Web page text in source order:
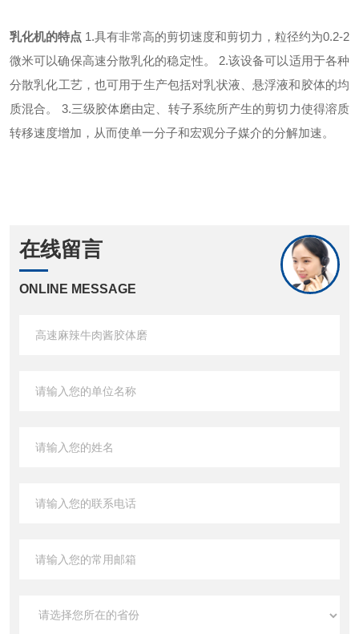
乳化机的特点 1.具有非常高的剪切速度和剪切力，粒径约为0.2-2
微米可以确保高速分散乳化的稳定性。
2.该设备可以适用于各种
分散乳化工艺，也可用于生产包括对乳状液、悬浮液和胶体的均
质混合。
3.三级胶体磨由定、转子系统所产生的剪切力使得溶质
转移速度增加，从而使单一分子和宏观分子媒介的分解加速。
在线留言
ONLINE MESSAGE